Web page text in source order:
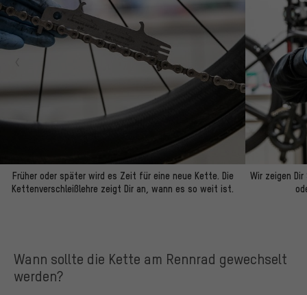
Früher oder später wird es Zeit für eine neue Kette. Die
Kettenverschleißlehre zeigt Dir an, wann es so weit ist.
Wir zeigen
Wann sollte die Kette am Rennrad gewechselt
werden?